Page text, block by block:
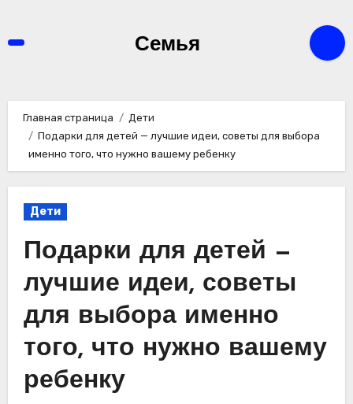
Семья
Главная страница
Дети
Подарки для детей — лучшие идеи, советы для выбора
именно того, что нужно вашему ребенку
Дети
Подарки для детей —
лучшие идеи, советы
для выбора именно
того, что нужно вашему
ребенку